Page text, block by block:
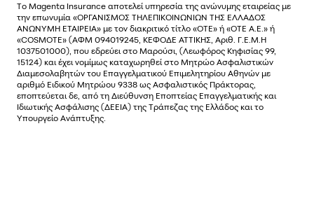
Το Magenta Insurance αποτελεί υπηρεσία της ανώνυµης εταιρείας µε
την επωνυµία «ΟΡΓΑΝΙΣΜΟΣ ΤΗΛΕΠΙΚΟΙΝΩΝΙΩΝ ΤΗΣ ΕΛΛΑΔΟΣ
ΑΝΩΝΥΜΗ ΕΤΑΙΡΕΙΑ» µε τον διακριτικό τίτλο «OTE» ή «ΟΤΕ Α.Ε.» ή
«COSMOTE» (ΑΦΜ 094019245, ΚΕΦΟΔΕ ΑΤΤΙΚΗΣ, Αριθ. Γ.Ε.Μ.Η
1037501000), που εδρεύει στο Μαρούσι, (Λεωφόρος Κηφισίας 99,
15124) και έχει νοµίµως καταχωρηθεί στο Μητρώο Ασφαλιστικών
Διαµεσολαβητών του Επαγγελµατικού Επιµελητηρίου Αθηνών µε
αριθµό Ειδικού Μητρώου 9338 ως Ασφαλιστικός Πράκτορας,
εποπτεύεται δε, από τη Διεύθυνση Εποπτείας Επαγγελματικής και
Ιδιωτικής Ασφάλισης (ΔΕΕΙΑ) της Τράπεζας της Ελλάδος και το
Υπουργείο Ανάπτυξης.